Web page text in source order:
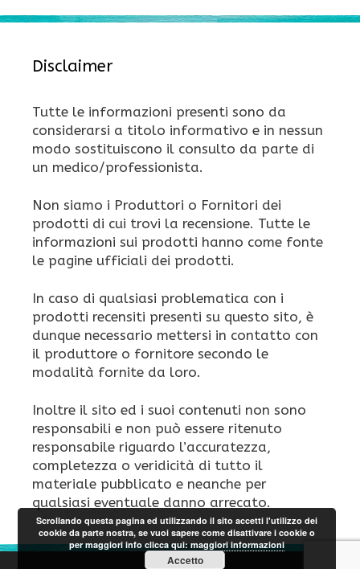
Disclaimer
Tutte le informazioni presenti sono da
considerarsi a titolo informativo e in nessun
modo sostituiscono il consulto da parte di
un medico/professionista.
Non siamo i Produttori o Fornitori dei
prodotti di cui trovi la recensione. Tutte le
informazioni sui prodotti hanno come fonte
le pagine ufficiali dei prodotti.
In caso di qualsiasi problematica con i
prodotti recensiti presenti su questo sito, è
dunque necessario mettersi in contatto con
il produttore o fornitore secondo le
modalità fornite da loro.
Inoltre il sito ed i suoi contenuti non sono
responsabili e non può essere ritenuto
responsabile riguardo l’accuratezza,
completezza o veridicità di tutto il
materiale pubblicato e neanche per
qualsiasi eventuale danno arrecato.
Scrollando questa pagina ed utilizzando il sito accetti l'utilizzo dei
cookie da parte nostra, se vuoi sapere come disattivare i cookie o
per maggiori info clicca qui:maggiori informazioni
Accetto